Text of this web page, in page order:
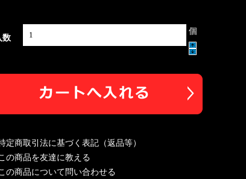
数
個
定商取引法に基づく表記（返品等）
の商品を友達に教える
の商品について問い合わせる